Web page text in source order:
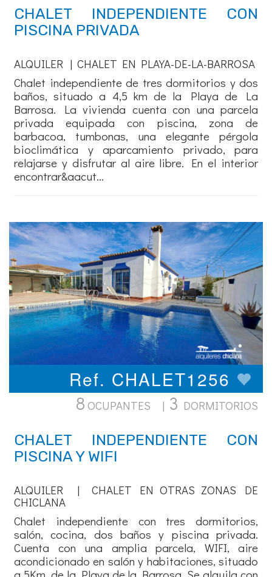
CHALET INDEPENDIENTE CON
PISCINA PRIVADA
ALQUILER | CHALET EN PLAYA-DE-LA-BARROSA
Chalet independiente de tres dormitorios y dos
baños, situado a 4,5 km de la Playa de La
Barrosa. La vivienda cuenta con una parcela
privada equipada con piscina, zona de
barbacoa, tumbonas, una elegante pérgola
bioclimática y aparcamiento privado, para
relajarse y disfrutar al aire libre. En el interior
encontrar&aacut...
Ref. CHALET1256
8 OCUPANTES | 3 DORMITORIOS
CHALET INDEPENDIENTE CON
PISCINA Y WIFI
ALQUILER | CHALET EN OTRAS ZONAS DE
CHICLANA
Chalet independiente con tres dormitorios,
salón, cocina, dos baños y piscina privada.
Cuenta con una amplia parcela, WIFI, aire
acondicionado en salón y habitaciones, situado